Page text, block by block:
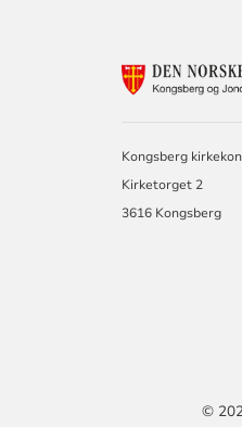
Kongsberg
Kirketorget 2
3616 Kongsberg
©